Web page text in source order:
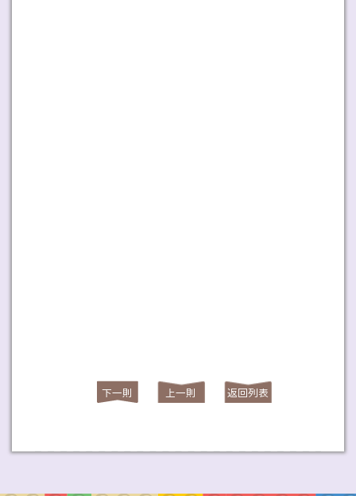
下一則 上一則 返回列表